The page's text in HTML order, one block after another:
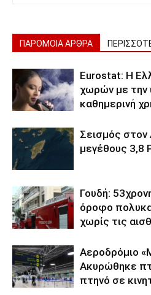
ΠΑΡΟΜΟΙΑ ΑΡΘΡΑ
Eurostat: Η
χωρών με την
καθημερινή
Σεισμός
μεγέθους 3,8
Γουδή:
όροφο
χωρίς τις
Αεροδρόμιο
Ακυρώθηκε
πτηνό σε